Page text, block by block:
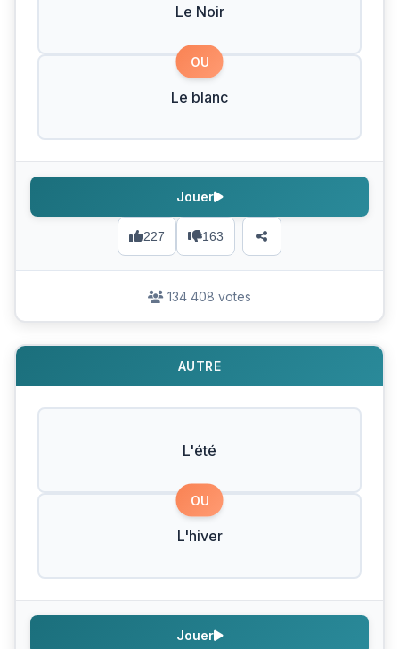
Le Noir
OU
Le blanc
227 163
Jouer
134 408 votes
AUTRE
L'été
OU
L'hiver
Jouer